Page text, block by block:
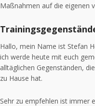
Maßnahmen auf die eigenen
Hallo, mein Name ist Stefan
ich werde heute mit euch
alltäglichen Gegenständen,
zu Hause hat.
Sehr zu empfehlen ist immer